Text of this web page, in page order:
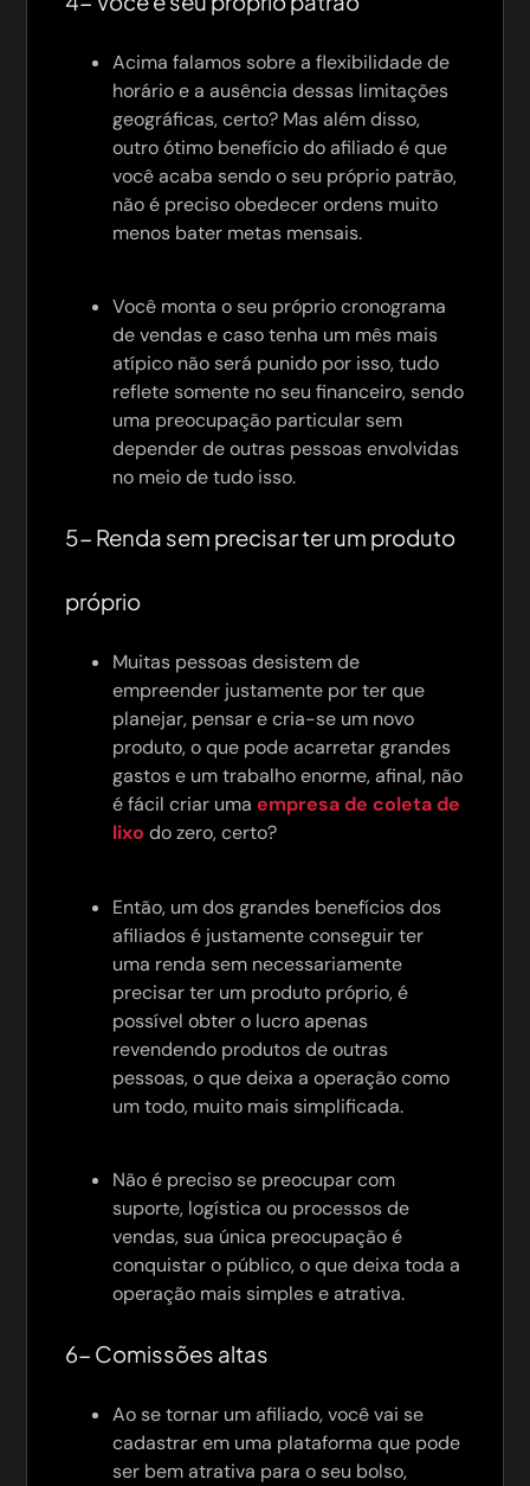
Acima falamos sobre a flexibilidade de
horário e a ausência dessas limitações
geográficas, certo? Mas além disso,
outro ótimo benefício do afiliado é que
você acaba sendo o seu próprio patrão,
não é preciso obedecer ordens muito
menos bater metas mensais.
Você monta o seu próprio cronograma
de vendas e caso tenha um mês mais
atípico não será punido por isso, tudo
reflete somente no seu financeiro, sendo
uma preocupação particular sem
depender de outras pessoas envolvidas
no meio de tudo isso.
5- Renda sem precisar ter um produto
próprio
Muitas pessoas desistem de
empreender justamente por ter que
planejar, pensar e cria-se um novo
produto, o que pode acarretar grandes
gastos e um trabalho enorme, afinal, não
é fácil criar umaempresa de coleta de
lixo do zero, certo?
Então, um dos grandes benefícios dos
afiliados é justamente conseguir ter
uma renda sem necessariamente
precisar ter um produto próprio, é
possível obter o lucro apenas
revendendo produtos de outras
pessoas, o que deixa a operação como
um todo, muito mais simplificada.
Não é preciso se preocupar com
suporte, logística ou processos de
vendas, sua única preocupação é
conquistar o público, o que deixa toda a
operação mais simples e atrativa.
6- Comissões altas
Ao se tornar um afiliado, você vai se
cadastrar em uma plataforma que pode
ser bem atrativa para o seu bolso,